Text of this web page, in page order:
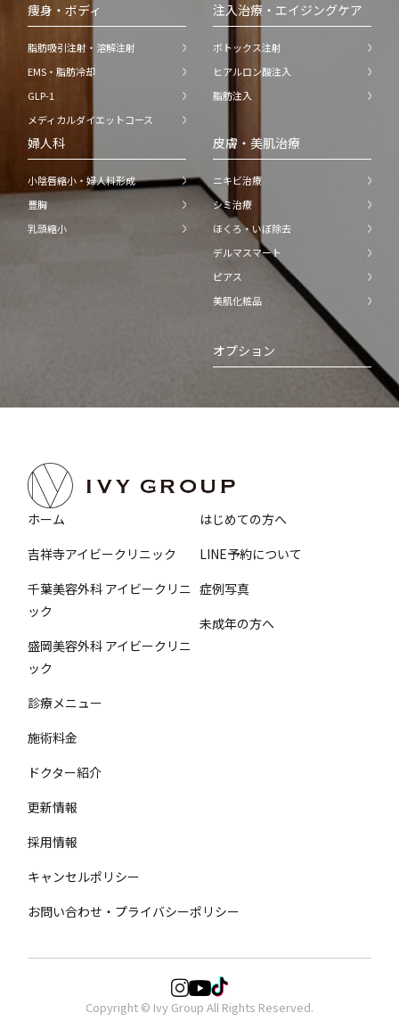
痩身・ボディ
脂肪吸引注射・溶解注射
EMS・脂肪冷却
GLP-1
メディカルダイエットコース
注入治療・エイジングケア
ボトックス注射
ヒアルロン酸注入
脂肪注入
婦人科
小陰唇縮小・婦人科形成
豊胸
乳頭縮小
皮膚・美肌治療
ニキビ治療
シミ治療
ほくろ・いぼ除去
デルマスマート
ピアス
美肌化粧品
オプション
ホーム
吉祥寺アイビークリニック
千葉美容外科 アイビークリニ
ック
盛岡美容外科 アイビークリニ
ック
診療メニュー
施術料金
ドクター紹介
はじめての方へ
LINE予約について
症例写真
未成年の方へ
更新情報
採用情報
キャンセルポリシー
お問い合わせ・プライバシーポリシー
Copyright © Ivy Group All Rights Reserved.